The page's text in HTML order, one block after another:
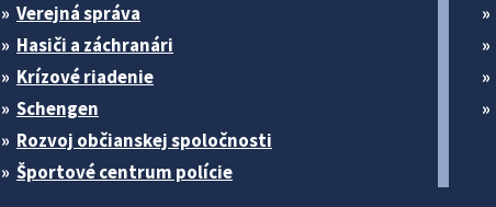
Verejná správa
Hasiči a záchranári
Krízové riadenie
Schengen
Rozvoj občianskej spoločnosti
Športové centrum polície